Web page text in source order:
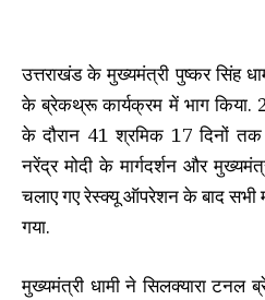
उत्तराखंड के मुख्यमंत्री पुष्कर सिंह
के ब्रेकथ्रू कार्यक्रम में भाग किया.
के दौरान 41 श्रमिक 17 दिनों
नरेंद्र मोदी के मार्गदर्शन और
चलाए गए रेस्क्यू ऑपरेशन के बाद सभी
गया.
मुख्यमंत्री धामी ने सिलक्यारा टनल